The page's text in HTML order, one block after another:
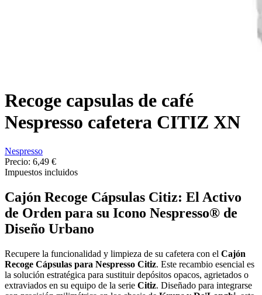
Recoge capsulas de café
Nespresso cafetera CITIZ XN
Nespresso
Precio: 6,49 €
Impuestos incluidos
Cajón Recoge Cápsulas Citiz: El Activo
de Orden para su Icono Nespresso® de
Diseño Urbano
Recupere la funcionalidad y limpieza de su cafetera con el Cajón
Recoge Cápsulas para Nespresso Citiz. Este recambio esencial es
la solución estratégica para sustituir depósitos opacos, agrietados o
extraviados en su equipo de la serie Citiz. Diseñado para integrarse